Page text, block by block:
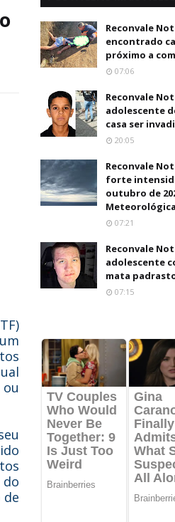
Reconvale
encontrado
próximo a
07:06
Reconvale
adolescente
casa ser
20:05
Reconvale
forte
outubro de
07:21
Reconvale
adolescente
mata
07:15